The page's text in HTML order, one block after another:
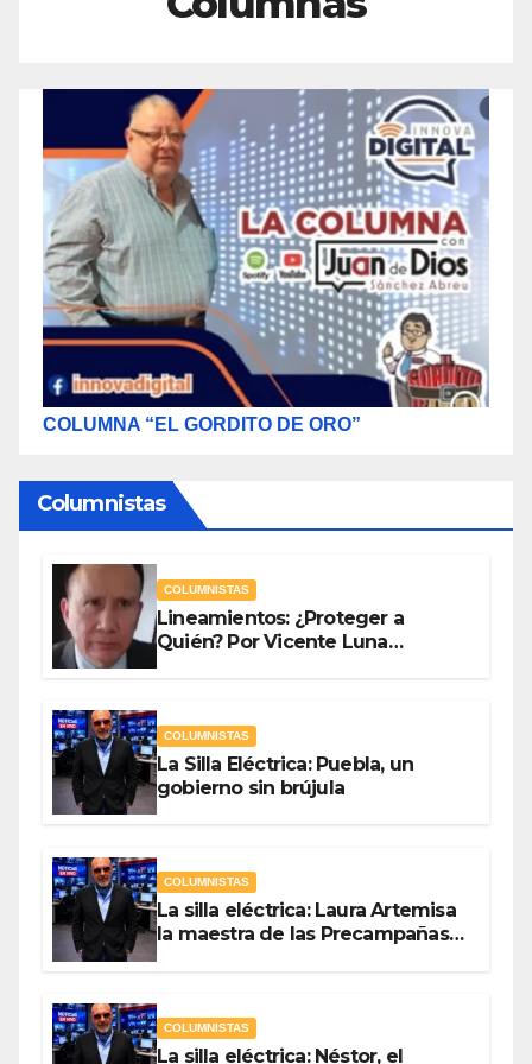
COLUMNA “EL GORDITO DE ORO”
Columnistas
COLUMNISTAS
Lineamientos: ¿Proteger a
Quién? Por Vicente Luna
COLUMNISTAS
La Silla Eléctrica: Puebla, un
gobierno sin brújula
COLUMNISTAS
La silla eléctrica: Laura Artemisa
la maestra de las Precampañas
COLUMNISTAS
La silla eléctrica: Néstor, el